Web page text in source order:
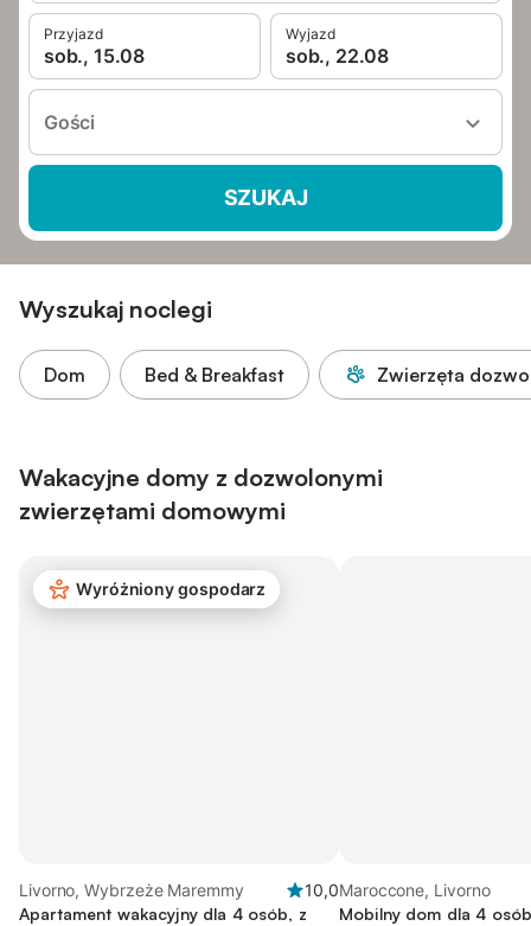
Przyjazd
sob., 15.08
Wyjazd
sob., 22.08
Gości
SZUKAJ
Wyszukaj noclegi
Dom Bed & Breakfast Zwierzęta
Wakacyjne domy z dozwolonymi
zwierzętami domowymi
Wyróżniony gospodarz
Livorno, Wybrzeże Maremmy
10,0
Apartament wakacyjny dla 4 osób, z
Maroccone, Livorno
Mobilny dom dla 4